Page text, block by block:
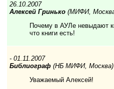
26.10.2007
Алексей Гринько (МИФИ,
Почему в АУЛе невыдают
что книги есть!
- 01.11.2007
Библиограф (НБ МИФИ,
Уважаемый Алексей!